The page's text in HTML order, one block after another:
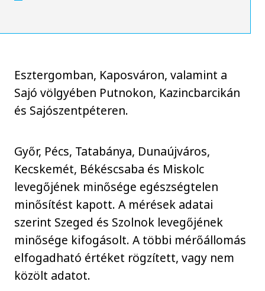
Esztergomban, Kaposváron, valamint a
Sajó völgyében Putnokon, Kazincbarcikán
és Sajószentpéteren.
Győr, Pécs, Tatabánya, Dunaújváros,
Kecskemét, Békéscsaba és Miskolc
levegőjének minősége egészségtelen
minősítést kapott. A mérések adatai
szerint Szeged és Szolnok levegőjének
minősége kifogásolt. A többi mérőállomás
elfogadható értéket rögzített, vagy nem
közölt adatot.